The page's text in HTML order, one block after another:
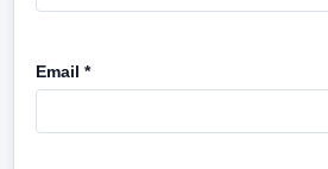
Email *